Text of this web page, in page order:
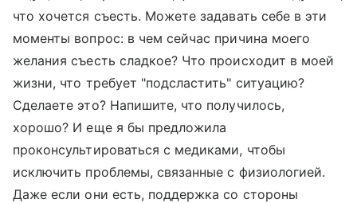
что хочется съесть. Можете задавать себе в эти
моменты вопрос: в чем сейчас причина моего
желания съесть сладкое? Что происходит в моей
жизни, что требует "подсластить" ситуацию?
Сделаете это? Напишите, что получилось,
хорошо? И еще я бы предложила
проконсультироваться с медиками, чтобы
исключить проблемы, связанные с физиологией.
Даже если они есть, поддержка со стороны